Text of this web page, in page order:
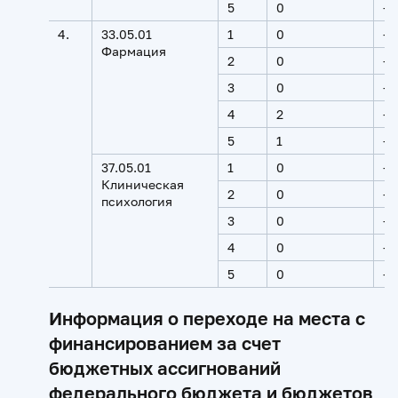
5
0
-
4.
33.05.01
Фармация
1 0
-
2
0
-
3
0
-
4
2
-
5
1
-
37.05.01
Клиническая
психология
1 0
-
2
0
-
3
0
-
4
0
-
5
0 -
Информация о переходе на места с
финансированием за счет
бюджетных ассигнований
федерального бюджета и бюджетов